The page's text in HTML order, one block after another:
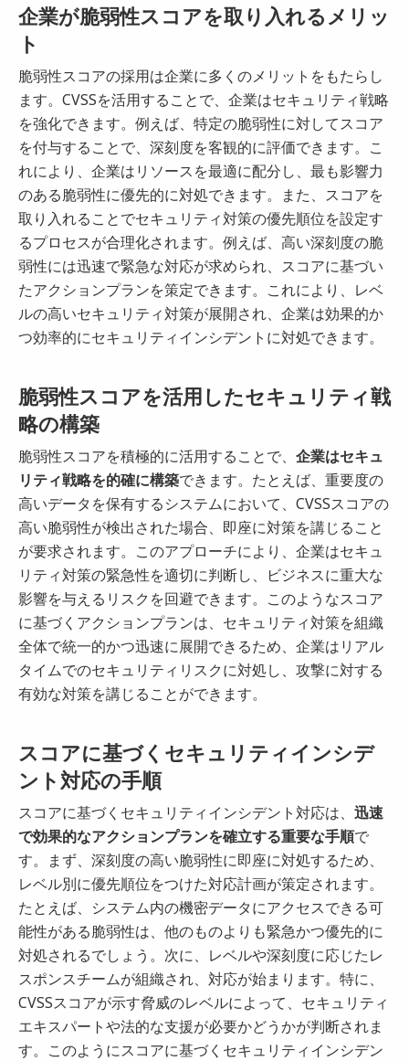
企業が脆弱性スコアを取り入れるメリッ
ト
脆弱性スコアの採用は企業に多くのメリットをもたらし
ます。CVSSを活用することで、企業はセキュリティ戦略
を強化できます。例えば、特定の脆弱性に対してスコア
を付与することで、深刻度を客観的に評価できます。こ
れにより、企業はリソースを最適に配分し、最も影響力
のある脆弱性に優先的に対処できます。また、スコアを
取り入れることでセキュリティ対策の優先順位を設定す
るプロセスが合理化されます。例えば、高い深刻度の脆
弱性には迅速で緊急な対応が求められ、スコアに基づい
たアクションプランを策定できます。これにより、レベ
ルの高いセキュリティ対策が展開され、企業は効果的か
つ効率的にセキュリティインシデントに対処できます。
脆弱性スコアを活用したセキュリティ戦
略の構築
脆弱性スコアを積極的に活用することで、 企業はセキュ
リティ戦略を的確に構築できます。たとえば、重要度の
高いデータを保有するシステムにおいて、CVSSスコアの
高い脆弱性が検出された場合、即座に対策を講じること
が要求されます。このアプローチにより、企業はセキュ
リティ対策の緊急性を適切に判断し、ビジネスに重大な
影響を与えるリスクを回避できます。このようなスコア
に基づくアクションプランは、セキュリティ対策を組織
全体で統一的かつ迅速に展開できるため、企業はリアル
タイムでのセキュリティリスクに対処し、攻撃に対する
有効な対策を講じることができます。
スコアに基づくセキュリティインシデ
ント対応の手順
スコアに基づくセキュリティインシデント対応は、 迅速
で効果的なアクションプランを確立する重要な手順で
す。まず、深刻度の高い脆弱性に即座に対処するため、
レベル別に優先順位をつけた対応計画が策定されます。
たとえば、システム内の機密データにアクセスできる可
能性がある脆弱性は、他のものよりも緊急かつ優先的に
対処されるでしょう。次に、レベルや深刻度に応じたレ
スポンスチームが組織され、対応が始まります。特に、
CVSSスコアが示す脅威のレベルによって、セキュリティ
エキスパートや法的な支援が必要かどうかが判断されま
す。このようにスコアに基づくセキュリティインシデン